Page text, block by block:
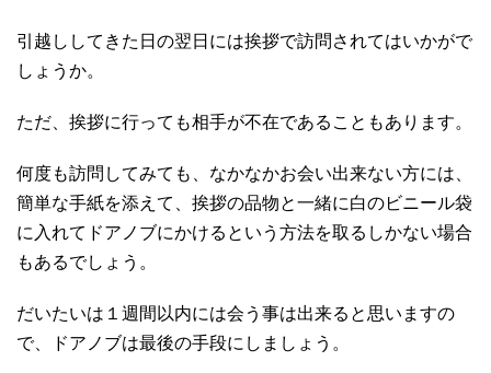
引越ししてきた日の翌日には挨拶で訪問されてはいかがで
しょうか。
ただ、挨拶に行っても相手が不在であることもあります。
何度も訪問してみても、なかなかお会い出来ない方には、
簡単な手紙を添えて、挨拶の品物と一緒に白のビニール袋
に入れてドアノブにかけるという方法を取るしかない場合
もあるでしょう。
だいたいは１週間以内には会う事は出来ると思いますの
で、ドアノブは最後の手段にしましょう。